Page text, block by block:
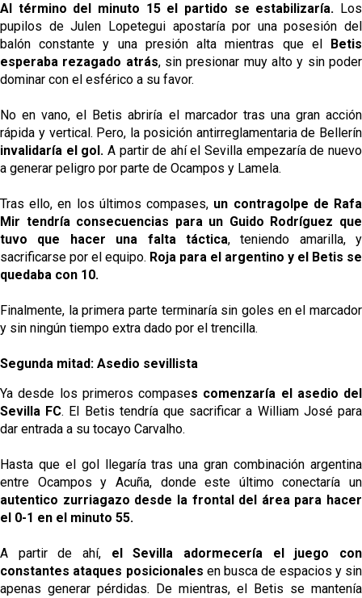
Al término del minuto 15 el partido se estabilizaría. Los
pupilos de Julen Lopetegui apostaría por una posesión del
balón constante y una presión alta mientras que el
Betis
esperaba rezagado atrás, sin presionar muy alto y sin poder
dominar con el esférico a su favor.
No en vano, el Betis abriría el marcador tras una gran acción
rápida y vertical. Pero, la posición antirreglamentaria de Bellerín
invalidaría el gol. A partir de ahí el Sevilla empezaría de nuevo
a generar peligro por parte de Ocampos y Lamela.
Tras ello, en los últimos compases, un contragolpe de Rafa
Mir tendría consecuencias para un Guido Rodríguez que
tuvo que hacer una falta táctica, teniendo amarilla, y
sacrificarse por el equipo. Roja para el argentino y el Betis se
quedaba con 10.
Finalmente, la primera parte terminaría sin goles en el marcador
y sin ningún tiempo extra dado por el trencilla.
Segunda mitad: Asedio sevillista
Ya desde los primeros compases comenzaría el asedio del
Sevilla FC. El Betis tendría que sacrificar a William José para
dar entrada a su tocayo Carvalho.
Hasta que el gol llegaría tras una gran combinación argentina
entre Ocampos y Acuña, donde este último conectaría un
autentico zurriagazo desde la frontal del área para hacer
el 0-1 en el minuto 55.
A partir de ahí, el Sevilla adormecería el juego con
constantes ataques posicionales en busca de espacios y sin
apenas generar pérdidas. De mientras, el Betis se mantenía